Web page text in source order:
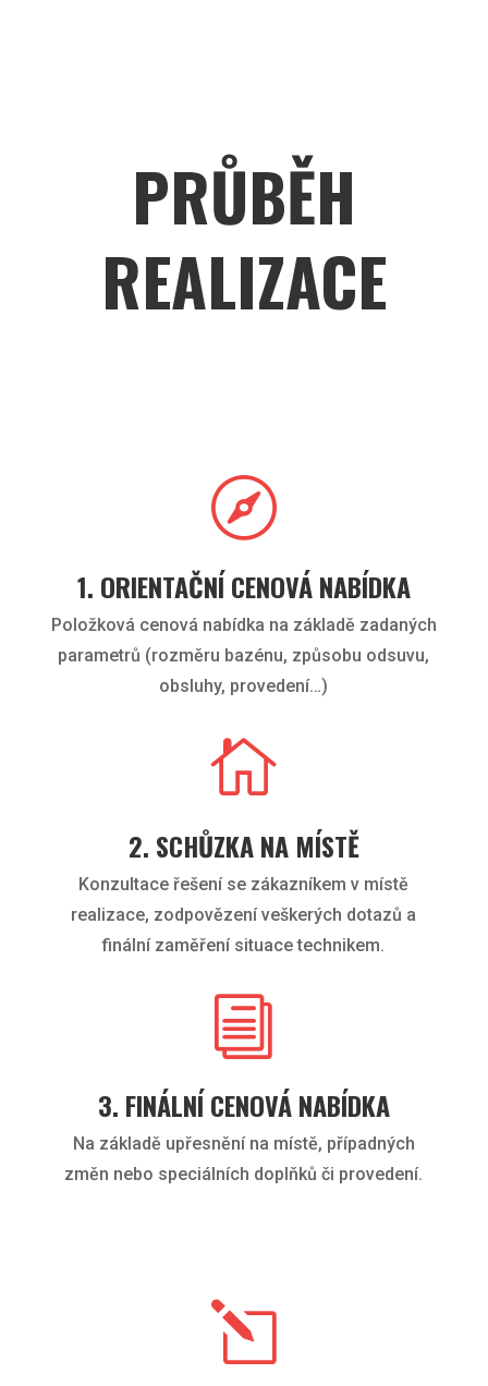
PRŮBĚH
REALIZACE

1. ORIENTAČNÍ CENOVÁ NABÍDKA
Položková cenová nabídka na základě zadaných
parametrů (rozměru bazénu, způsobu odsuvu,
obsluhy, provedení…)

2. SCHŮZKA NA MÍSTĚ
Konzultace řešení se zákazníkem v místě
realizace, zodpovězení veškerých dotazů a
finální zaměření situace technikem.
i
3. FINÁLNÍ CENOVÁ NABÍDKA
Na základě upřesnění na místě, případných
změn nebo speciálních doplňků či provedení.
l